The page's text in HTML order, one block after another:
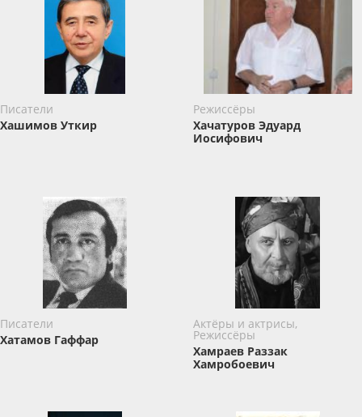
Писатели
Хашимов Уткир
Режиссёры
Хачатуров Эдуард
Иосифович
Писатели
Хатамов Гаффар
Актёры и актрисы,
Режиссёры
Хамраев Раззак
Хамробоевич